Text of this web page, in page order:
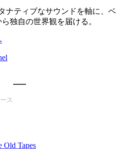
ナティブなサウンドを軸に、ベ
独自の世界観を届ける。
ス
Old Tapes